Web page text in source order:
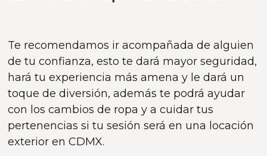
Te recomendamos ir acompañada de alguien
de tu confianza, esto te dará mayor seguridad,
hará tu experiencia más amena y le dará un
toque de diversión, además te podrá ayudar
con los cambios de ropa y a cuidar tus
pertenencias si tu sesión será en una locación
exterior en CDMX.